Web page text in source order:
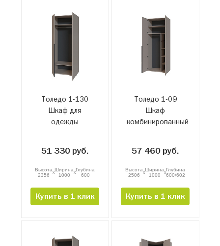
Толедо 1-130
Шкаф для
одежды
51 330 руб.
Высота
2356
xШирина
1000
xГлубина
600
Купить в 1 клик
Толедо 1-09
Шкаф
комбинированный
57 460 руб.
Высота
2506
xШирина
1000
xГлубина
600/602
Купить в 1 клик